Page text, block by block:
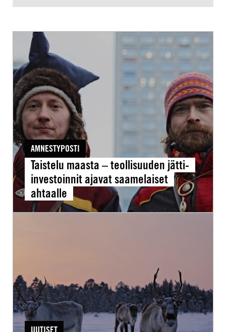
Taistelu
maasta
–
teollisuuden
jätti-
investoinnit
ajavat
saamelaiset
ahtaalleAMNESTYPOSTI
Taistelu maasta – teollisuuden jätti-
investoinnit ajavat saamelaiset
ahtaalle
Just
transition
in
Sápmi